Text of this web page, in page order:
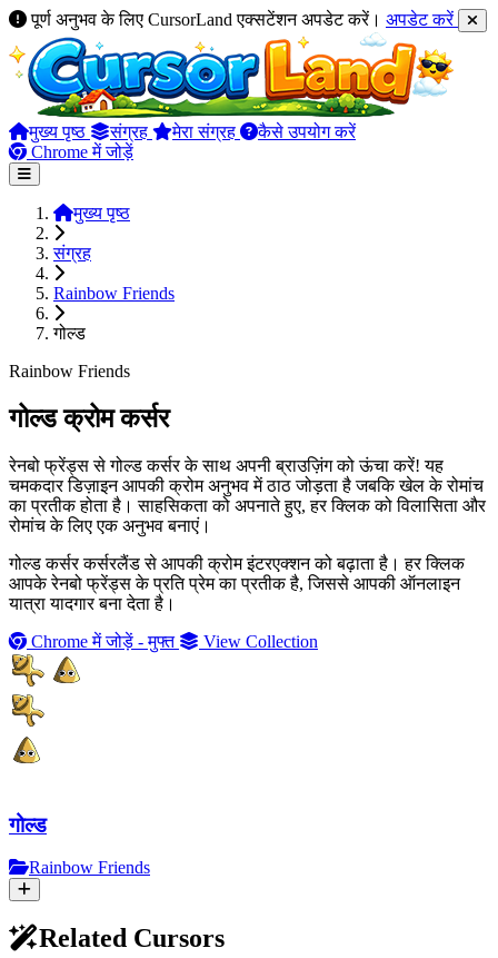
पूर्ण अनुभव के लिए CursorLand एक्सटेंशन अपडेट करें। अपडेट करें
मुख्य पृष्ठ संग्रह मेरा संग्रह
कैसे उपयोग करें
Chrome में जोड़ें
मुख्य पृष्ठ
संग्रह
Rainbow Friends
गोल्ड
Rainbow Friends
गोल्ड क्रोम कर्सर
रेनबो फ्रेंड्स से गोल्ड कर्सर के साथ अपनी ब्राउज़िंग को ऊंचा करें! यह
चमकदार डिज़ाइन आपकी क्रोम अनुभव में ठाठ जोड़ता है जबकि खेल के रोमांच
का प्रतीक होता है। साहसिकता को अपनाते हुए, हर क्लिक को विलासिता और
रोमांच के लिए एक अनुभव बनाएं।
गोल्ड कर्सर कर्सरलैंड से आपकी क्रोम इंटरएक्शन को बढ़ाता है। हर क्लिक
आपके रेनबो फ्रेंड्स के प्रति प्रेम का प्रतीक है, जिससे आपकी ऑनलाइन
यात्रा यादगार बना देता है।
Chrome में जोड़ें - मुफ्त
View Collection
गोल्ड
Rainbow Friends
Related Cursors